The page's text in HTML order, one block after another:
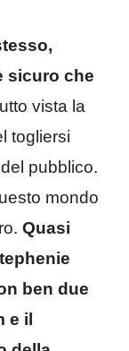
sicuro che
vista la
togliersi
pubblico.
mondo
Quasi
ben due
e il